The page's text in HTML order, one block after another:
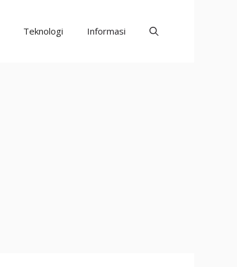
Teknologi Informasi